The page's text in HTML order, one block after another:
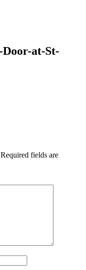
Door-at-St-
Required fields are